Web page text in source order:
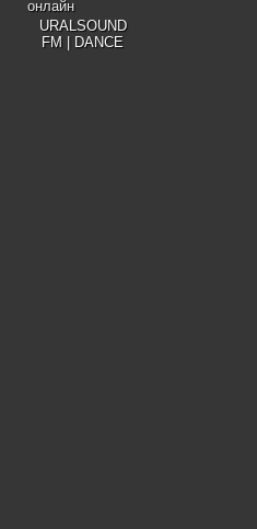
URALSOUND
FM | DANCE